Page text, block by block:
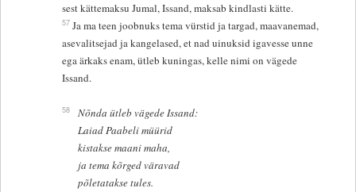
sest kättemaksu Jumal, Issand, maksab kindlasti kätte.
57 Ja ma teen joobnuks tema vürstid ja targad, maavanemad,
asevalitsejad ja kangelased, et nad uinuksid igavesse unne
ega ärkaks enam, ütleb kuningas, kelle nimi on vägede
Issand.
58
Nõnda ütleb vägede Issand:
Laiad Paabeli müürid
kistakse maani maha,
ja tema kõrged väravad
põletatakse tules.